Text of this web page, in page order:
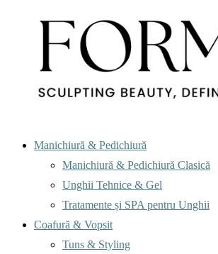
Menu
Manichiură & Pedichiură
Manichiură & Pedichiură Clasică
Unghii Tehnice & Gel
Tratamente și SPA pentru Unghii
Coafură & Vopsit
Tuns & Styling